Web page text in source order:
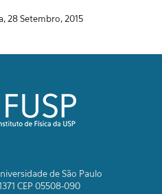
28 Setembro, 2015
de São Paulo
CEP 05508-090